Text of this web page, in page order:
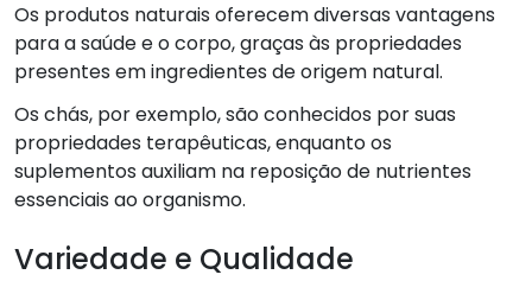
Os produtos naturais oferecem diversas vantagens
para a saúde e o corpo, graças às propriedades
presentes em ingredientes de origem natural.
Os chás, por exemplo, são conhecidos por suas
propriedades terapêuticas, enquanto os
suplementos auxiliam na reposição de nutrientes
essenciais ao organismo.
Variedade e Qualidade